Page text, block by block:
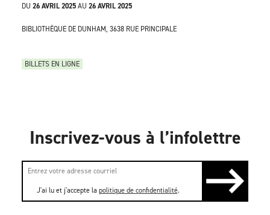
DU 26 AVRIL 2025AU 26 AVRIL 2025
BIBLIOTHÈQUE DE DUNHAM, 3638 RUE PRINCIPALE
BILLETS EN LIGNE
Inscrivez-vous à l’infolettre
J'ai lu et j'accepte la politique de confidentialité.